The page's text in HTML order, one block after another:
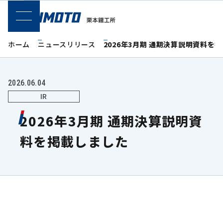
SPメニュー
ホーム ニュースリリース 2026年3月期 通期決算説明資料を
2026.06.04
IR
2026年3月期 通期決算説明資
料を掲載しました